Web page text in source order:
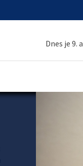
Dnes je 9.